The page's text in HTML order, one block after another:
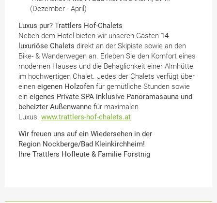
(Dezember - April)
Luxus pur? Trattlers Hof-Chalets
Neben dem Hotel bieten wir unseren Gästen 14
luxuriöse Chalets direkt an der Skipiste sowie an den
Bike- & Wanderwegen an. Erleben Sie den Komfort eines
modernen Hauses und die Behaglichkeit einer Almhütte
im hochwertigen Chalet. Jedes der Chalets verfügt über
einen eigenen Holzofen für gemütliche Stunden sowie
ein eigenes Private SPA inklusive Panoramasauna und
beheizter Außenwanne für maximalen
Luxus. www.trattlers-hof-chalets.at
Wir freuen uns auf ein Wiedersehen in der
Region Nockberge/Bad Kleinkirchheim!
Ihre Trattlers Hofleute & Familie Forstnig